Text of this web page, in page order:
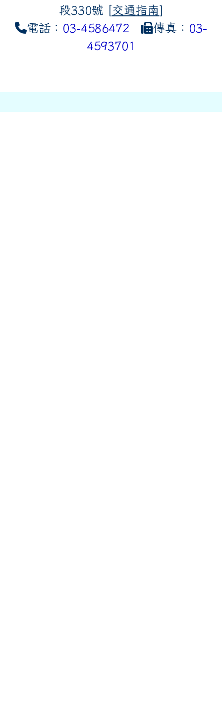
段330號 [交通指南]
電話： 03-4586472 傳真： 03-
4593701